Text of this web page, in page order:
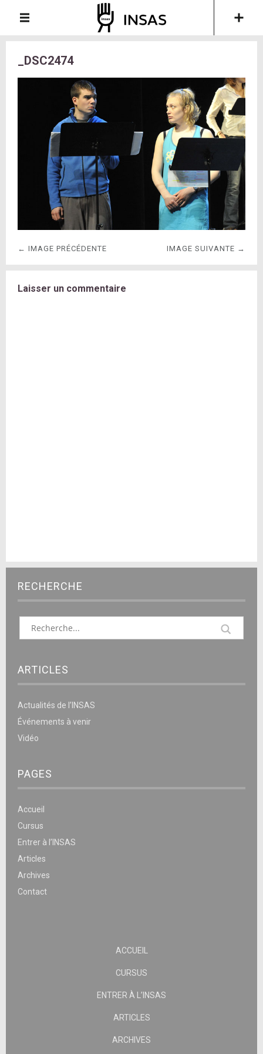
_DSC2474
← IMAGE PRÉCÉDENTE IMAGE SUIVANTE →
Laisser un commentaire
RECHERCHE
ARTICLES
Actualités de l’INSAS
Événements à venir
Vidéo
PAGES
Accueil
Cursus
Entrer à l’INSAS
Articles
Archives
Contact
ACCUEIL
CURSUS
ENTRER À L’INSAS
ARTICLES
ARCHIVES